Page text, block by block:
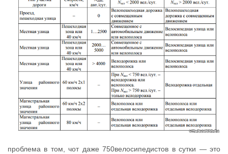
проблема в том, чот даже 750велосипедистов в сутки — это